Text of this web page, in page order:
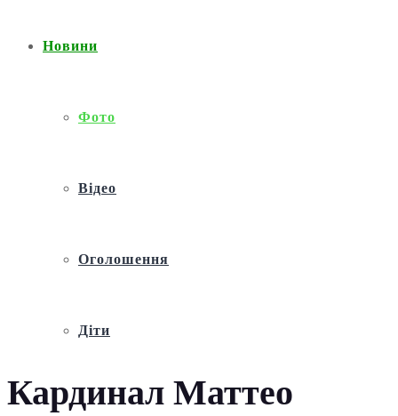
Новини
Фото
Відео
Оголошення
Діти
Кардинал Маттео